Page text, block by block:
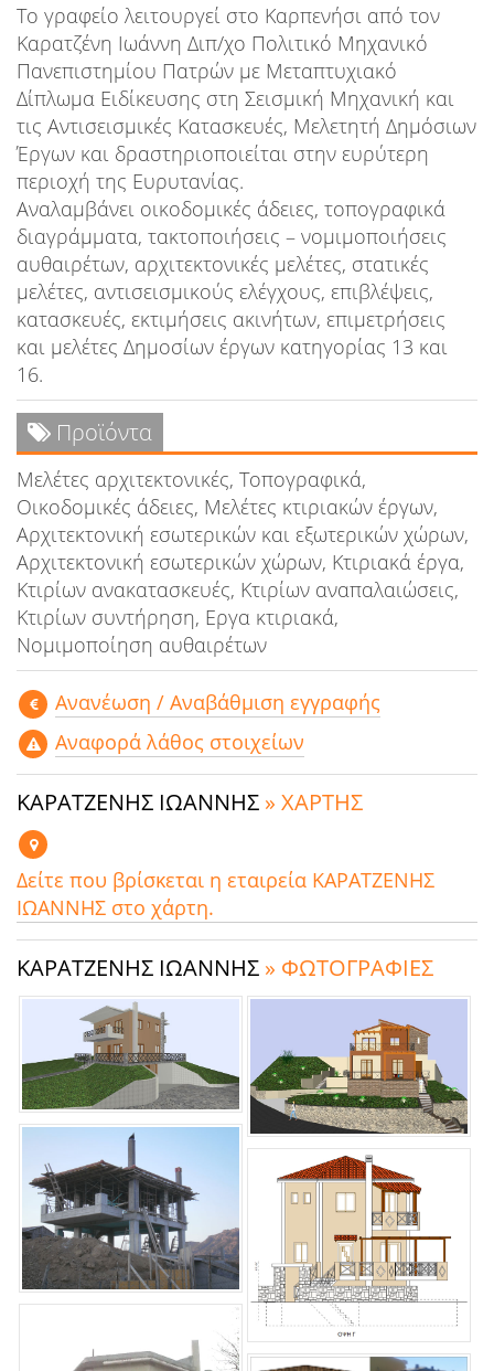
Το γραφείο λειτουργεί στο Καρπενήσι από τον
Καρατζένη Ιωάννη Διπ/χο Πολιτικό Μηχανικό
Πανεπιστημίου Πατρών με Μεταπτυχιακό
Δίπλωμα Ειδίκευσης στη Σεισμική Μηχανική και
τις Αντισεισμικές Κατασκευές, Μελετητή Δημόσιων
Έργων και δραστηριοποιείται στην ευρύτερη
περιοχή της Ευρυτανίας.
Αναλαμβάνει οικοδομικές άδειες, τοπογραφικά
διαγράμματα, τακτοποιήσεις – νομιμοποιήσεις
αυθαιρέτων, αρχιτεκτονικές μελέτες, στατικές
μελέτες, αντισεισμικούς ελέγχους, επιβλέψεις,
κατασκευές, εκτιμήσεις ακινήτων, επιμετρήσεις
και μελέτες Δημοσίων έργων κατηγορίας 13 και
16.
Προϊόντα
Μελέτες αρχιτεκτονικές, Τοπογραφικά,
Οικοδομικές άδειες, Μελέτες κτιριακών έργων,
Αρχιτεκτονική εσωτερικών και εξωτερικών χώρων,
Αρχιτεκτονική εσωτερικών χώρων, Κτιριακά έργα,
Κτιρίων ανακατασκευές, Κτιρίων αναπαλαιώσεις,
Κτιρίων συντήρηση, Εργα κτιριακά,
Νομιμοποίηση αυθαιρέτων
Aνανέωση / Αναβάθμιση εγγραφής
Αναφορά λάθος στοιχείων
ΚΑΡΑΤΖΕΝΗΣ ΙΩΑΝΝΗΣ » ΧΑΡΤΗΣ
Δείτε που βρίσκεται η εταιρεία ΚΑΡΑΤΖΕΝΗΣ
ΙΩΑΝΝΗΣ στο χάρτη.
ΚΑΡΑΤΖΕΝΗΣ ΙΩΑΝΝΗΣ » ΦΩΤΟΓΡΑΦΙΕΣ